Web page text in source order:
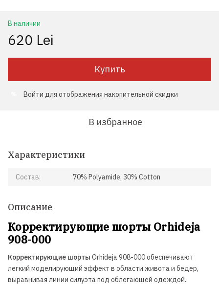
В наличии
620 Lei
Купить
Войти для отображения накопительной скидки
В избранное
Характеристики
Состав: 70% Polyamide, 30% Cotton
Описание
Корректирующие шорты Orhideja
908-000
Корректирующие шорты Orhideja 908-000 обеспечивают
легкий моделирующий эффект в области живота и бедер,
выравнивая линии силуэта под облегающей одеждой.